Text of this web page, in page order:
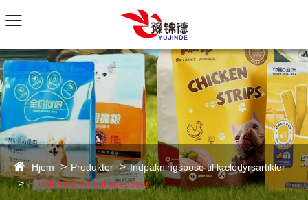
Hjem Produkter
Indpakningspose til kæledyrsartikler
Hundemad emballageposer